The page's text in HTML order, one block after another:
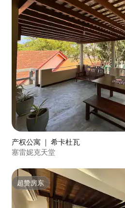
产权公寓 ｜ 希卡杜瓦
塞雷妮克天堂
超赞房东
超赞房东